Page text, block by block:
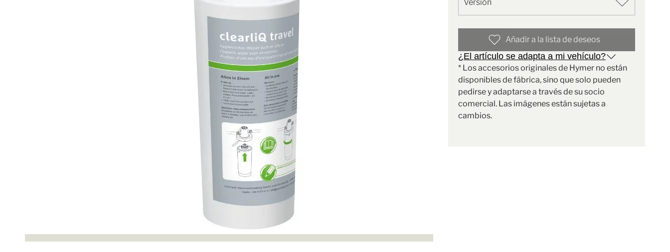
Añadir a la lista de deseos
¿El artículo se adapta a mi vehículo?
* Los accesorios originales de Hymer no están
disponibles de fábrica, sino que solo pueden
pedirse y adaptarse a través de su socio
comercial. Las imágenes están sujetas a
cambios.